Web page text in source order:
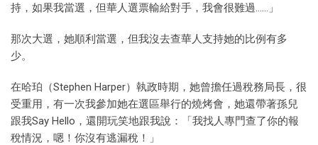
持，如果我當選，但華人選票輸給對手，我會很難過……」
那次大選，她順利當選，但我沒去查華人支持她的比例有多
少。
在哈珀（Stephen Harper）執政時期，她曾擔任過稅務局長，很
受重用，有一次我參加她在選區舉行的燒烤會，她還帶著孫兒
跟我Say Hello，還開玩笑地跟我說：「我找人專門查了你的報
稅情況，嗯！你沒有逃漏稅！」